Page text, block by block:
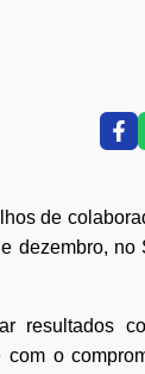
de
dezembro, no
resultados
com o